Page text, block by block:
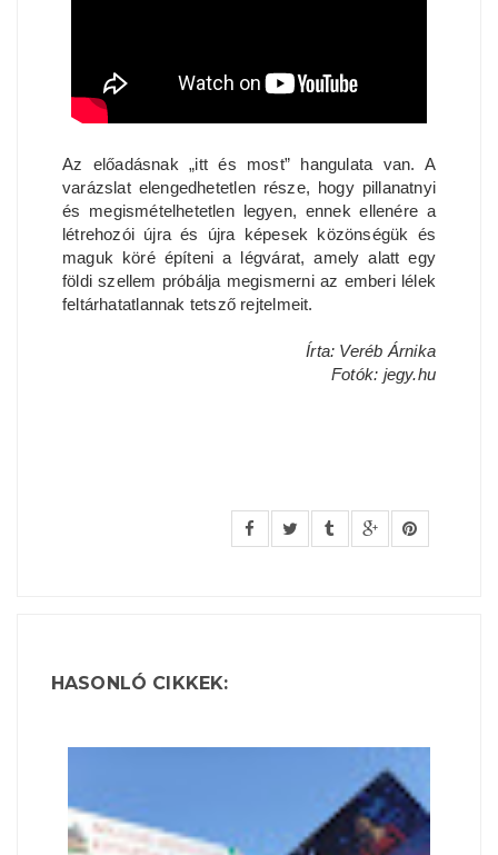
Az előadásnak „itt és most” hangulata van. A
varázslat elengedhetetlen része, hogy pillanatnyi
és megismételhetetlen legyen, ennek ellenére a
létrehozói újra és újra képesek közönségük és
maguk köré építeni a légvárat, amely alatt egy
földi szellem próbálja megismerni az emberi lélek
feltárhatatlannak tetsző rejtelmeit.
Írta: Veréb Árnika
Fotók: jegy.hu
HASONLÓ CIKKEK: